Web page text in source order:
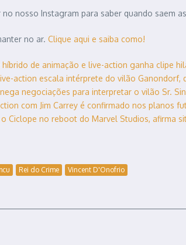
nosso Instagram para saber quando saem
no ar. Clique aqui e saiba como!
de animação e live-action ganha clipe
action escala intérprete do vilão Ganondorf,
negociações para interpretar o vilão Sr.
com Jim Carrey é confirmado nos planos
Ciclope no reboot do Marvel Studios, afirma
Rei do Crime Vincent D'Onofrio